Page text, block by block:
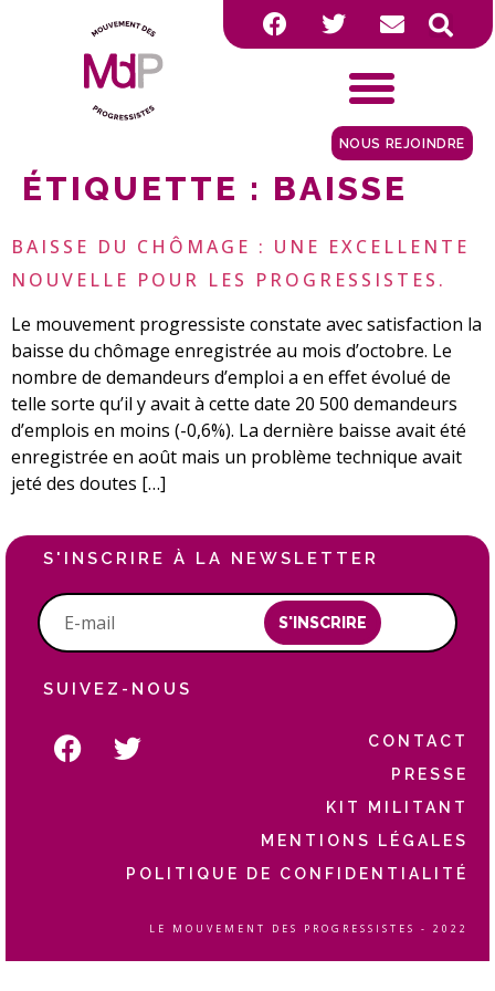
NOUS REJOINDRE
ÉTIQUETTE : BAISSE
BAISSE DU CHÔMAGE : UNE EXCELLENTE
NOUVELLE POUR LES PROGRESSISTES.
Le mouvement progressiste constate avec satisfaction la
baisse du chômage enregistrée au mois d’octobre. Le
nombre de demandeurs d’emploi a en effet évolué de
telle sorte qu’il y avait à cette date 20 500 demandeurs
d’emplois en moins (-0,6%). La dernière baisse avait été
enregistrée en août mais un problème technique avait
jeté des doutes […]
S'INSCRIRE À LA NEWSLETTER
S'INSCRIRE
SUIVEZ-NOUS
CONTACT
PRESSE
KIT MILITANT
MENTIONS LÉGALES
POLITIQUE DE CONFIDENTIALITÉ
LE MOUVEMENT DES PROGRESSISTES - 2022